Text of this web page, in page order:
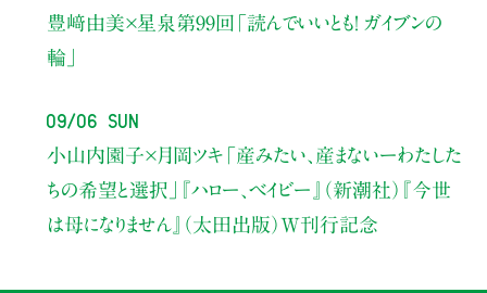
豊﨑由美×星泉 第99回「読んでいいとも！ ガイブンの
輪」
09/06 Sun
小山内園子×月岡ツキ 「産みたい、産まないーわたした
ちの希望と選択」
『ハロー、ベイビー』（新潮社） 『今世
は母になりません』（太田出版）W刊行記念